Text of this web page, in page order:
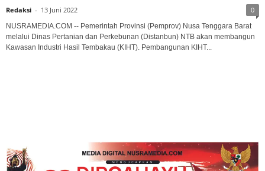
Redaksi - 13 Juni 2022 0
NUSRAMEDIA.COM -- Pemerintah Provinsi (Pemprov) Nusa Tenggara Barat
melalui Dinas Pertanian dan Perkebunan (Distanbun) NTB akan membangun
Kawasan Industri Hasil Tembakau (KIHT). Pembangunan KIHT...